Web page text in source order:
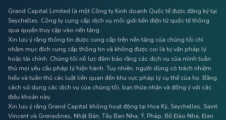
Grand Capital Limited là một Công ty Kinh doanh Quốc tế được đăng ký tại
Seychelles. Công ty cung cấp dịch vụ môi giới tiền điện tử quốc tế thông
qua quyền truy cập vào nền tảng .
Xin lưu ý rằng thông tin được cung cấp trên nền tảng của chúng tôi chỉ
nhằm mục đích cung cấp thông tin và không được coi là tư vấn pháp lý
hoặc tài chính. Chúng tôi nỗ lực đảm bảo rằng các dịch vụ của mình tuân
thủ mọi yêu cầu pháp lý hiện hành. Tuy nhiên, người dùng có trách nhiệm
hiểu và tuân thủ các luật liên quan đến khu vực pháp lý cụ thể của họ. Bằng
cách sử dụng các dịch vụ của chúng tôi, bạn thừa nhận và đồng ý với các
điều khoản này.
Xin lưu ý rằng Grand Capital không hoạt động tại Hoa Kỳ, Seychelles, Saint
Vincent và Grenadines, Nhật Bản, Tây Ban Nha, Ý, Pháp, Bồ Đào Nha, Đan